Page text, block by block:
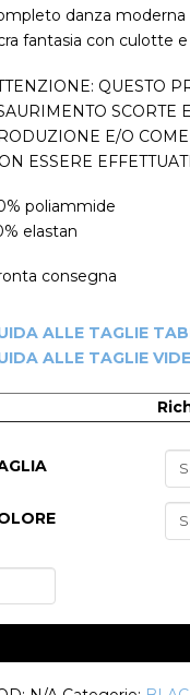
danza
fantasia con culotte
QUESTO
SCORTE
E/O
ESSERE
poliammide
elastan
consegna
ALLE TAGLIE
ALLE TAGLIE